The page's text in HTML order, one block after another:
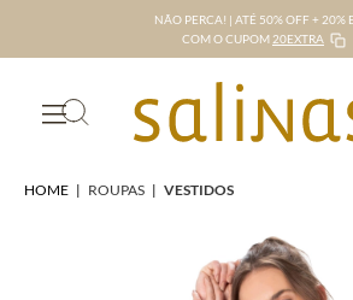
NÃO PERCA! | ATÉ 50% OFF + 20%
COM O CUPOM 20EXTRA
HOME | ROUPAS | VESTIDOS